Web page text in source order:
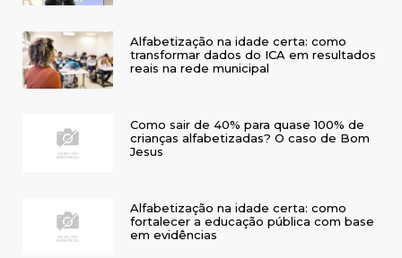
Alfabetização na idade certa: como
transformar dados do ICA em resultados
reais na rede municipal
Como sair de 40% para quase 100% de
crianças alfabetizadas? O caso de Bom
Jesus
Alfabetização na idade certa: como
fortalecer a educação pública com base
em evidências